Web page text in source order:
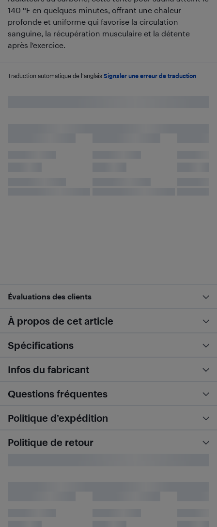
140 °F en quelques minutes, offrant une chaleur
profonde et uniforme qui favorise la circulation
sanguine, la récupération musculaire et la détente
après l'exercice.
Traduction automatique de l'anglais. Signaler une erreur de traduction
Évaluations des clients
À propos de cet article
Spécifications
Infos du fabricant
Questions fréquentes
Politique d’expédition
Politique de retour